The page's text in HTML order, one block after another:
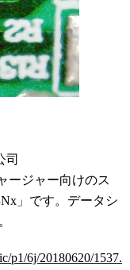
司
ージャー向けのス
」です。データシ
p1/6j/20180620/1537.